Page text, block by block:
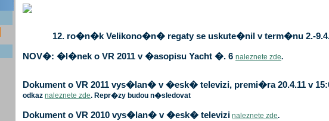
12. ro�n�k Velikono�n� regaty se uskute�nil v term�nu 2.-9.4.
NOV�: �l�nek o VR 2011 v �asopisu Yacht �. 6 naleznete zde.
Dokument o VR 2011 vys�lan� v �esk� televizi, premi�ra 20.4.11 v
odkaz naleznete zde. Repr�zy budou n�sledovat
Dokument o VR 2010 vys�lan� v �esk� televizi naleznete zde.